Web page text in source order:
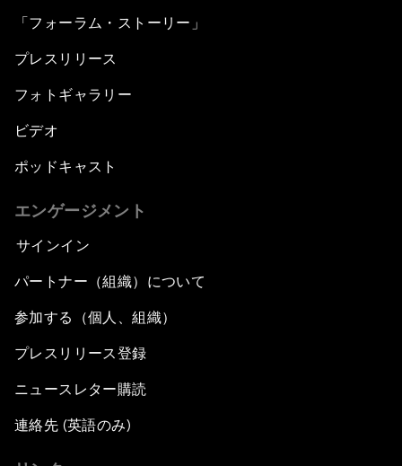
「フォーラム・ストーリー」
プレスリリース
フォトギャラリー
ビデオ
ポッドキャスト
エンゲージメント
サインイン
パートナー（組織）について
参加する（個人、組織）
プレスリリース登録
ニュースレター購読
連絡先 (英語のみ)